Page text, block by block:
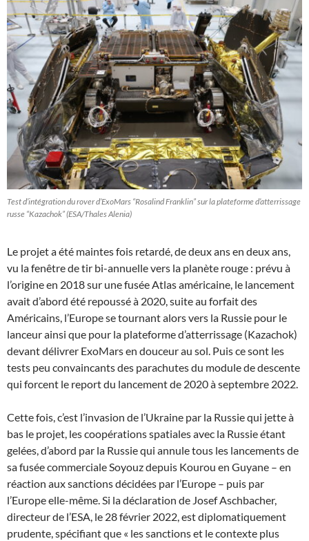
Test d’intégration du rover d’ExoMars “Rosalind Franklin” sur la plateforme d’atterrissage
russe “Kazachok” (ESA/Thales Alenia)
Le projet a été maintes fois retardé, de deux ans en deux ans,
vu la fenêtre de tir bi-annuelle vers la planète rouge : prévu à
l’origine en 2018 sur une fusée Atlas américaine, le lancement
avait d’abord été repoussé à 2020, suite au forfait des
Américains, l’Europe se tournant alors vers la Russie pour le
lanceur ainsi que pour la plateforme d’atterrissage (Kazachok)
devant délivrer ExoMars en douceur au sol. Puis ce sont les
tests peu convaincants des parachutes du module de descente
qui forcent le report du lancement de 2020 à septembre 2022.
Cette fois, c’est l’invasion de l’Ukraine par la Russie qui jette à
bas le projet, les coopérations spatiales avec la Russie étant
gelées, d’abord par la Russie qui annule tous les lancements de
sa fusée commerciale Soyouz depuis Kourou en Guyane – en
réaction aux sanctions décidées par l’Europe – puis par
l’Europe elle-même. Si la déclaration de Josef Aschbacher,
directeur de l’ESA, le 28 février 2022, est diplomatiquement
prudente, spécifiant que « les sanctions et le contexte plus